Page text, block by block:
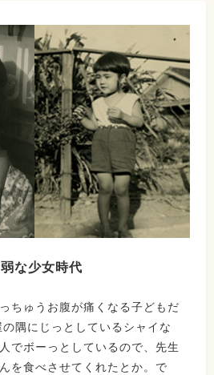
な少女時代
ちゅうお腹が痛くなる子どもだ
隅にじっとしているシャイな
でボーっとしているので、先生
を食べさせてくれたとか。で